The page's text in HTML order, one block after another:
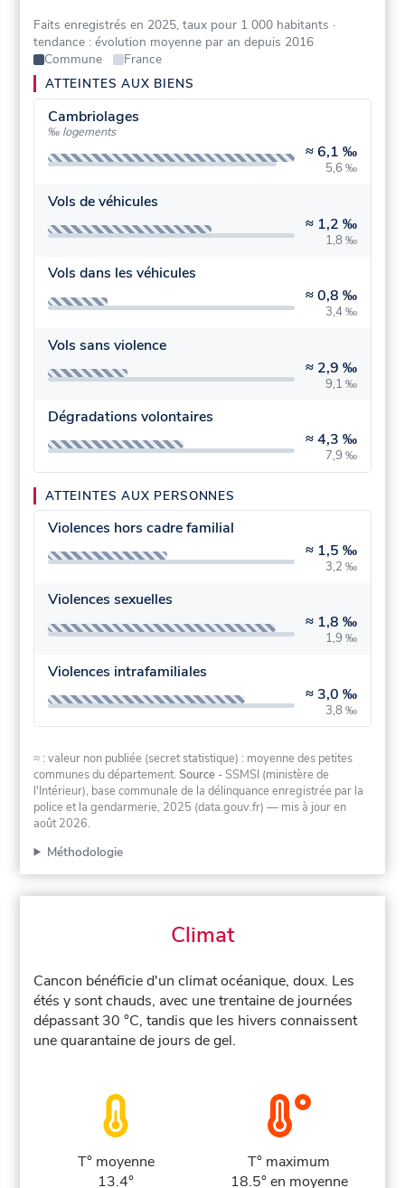
Faits enregistrés en 2025, taux pour 1 000 habitants ·
tendance : évolution moyenne par an depuis 2016
Commune
France
ATTEINTES AUX BIENS
Cambriolages
‰ logements
≈6,1 ‰
5,6 ‰
Vols de véhicules
≈ 1,2 ‰
1,8 ‰
Vols dans les véhicules
≈0,8 ‰
3,4 ‰
Vols sans violence
≈ 2,9 ‰
9,1 ‰
Dégradations volontaires
≈4,3 ‰
7,9 ‰
ATTEINTES AUX PERSONNES
Violences hors cadre familial
≈ 1,5 ‰
3,2 ‰
Violences sexuelles
≈ 1,8 ‰
1,9 ‰
Violences intrafamiliales
≈ 3,0 ‰
3,8 ‰
≈ : valeur non publiée (secret statistique) : moyenne des petites
communes du département.Source - SSMSI (ministère de
l'Intérieur), base communale de la délinquance enregistrée par la
police et la gendarmerie, 2025 (data.gouv.fr) — mis à jour en
août 2026.
Méthodologie
Climat
Cancon bénéficie d'un climat océanique, doux. Les
étés y sont chauds, avec une trentaine de journées
dépassant 30 °C, tandis que les hivers connaissent
une quarantaine de jours de gel.
T° moyenne
13.4°
T° maximum
18.5° en moyenne